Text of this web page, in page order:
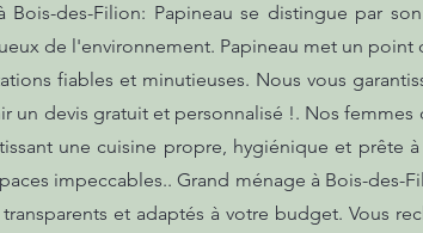
Bois-des-Filion: Papineau se distingue par
de l'environnement. Papineau met un
fiables et minutieuses. Nous vous
un devis gratuit et personnalisé !. Nos
une cuisine propre, hygiénique et prête
impeccables.. Grand ménage à Bois-des-
et adaptés à votre budget. Vous